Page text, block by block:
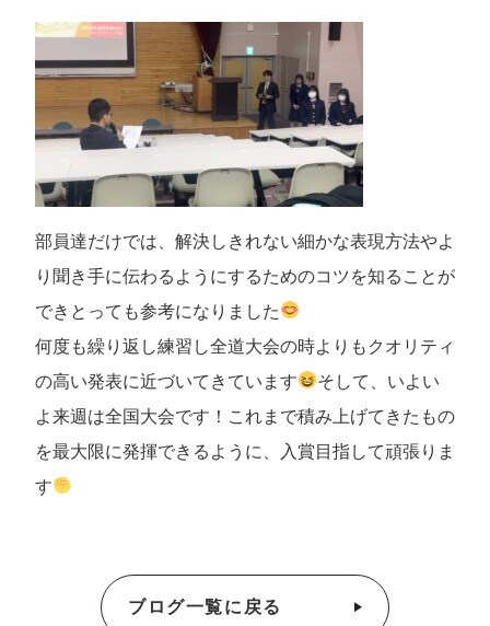
部員達だけでは、解決しきれない細かな表現方法やよ
り聞き手に伝わるようにするためのコツを知ることが
できとっても参考になりました
何度も繰り返し練習し全道大会の時よりもクオリティ
の高い発表に近づいてきています
そして、いよい
よ来週は全国大会です！これまで積み上げてきたもの
を最大限に発揮できるように、入賞目指して頑張りま
す
ブログ一覧に戻る